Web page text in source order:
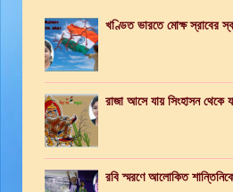
খণ্ডিত ভারতে মোক্ষ স্রাবের
রাজা আসে যায় সিংহাসন থেকে
রবি স্মরণে আলোকিত